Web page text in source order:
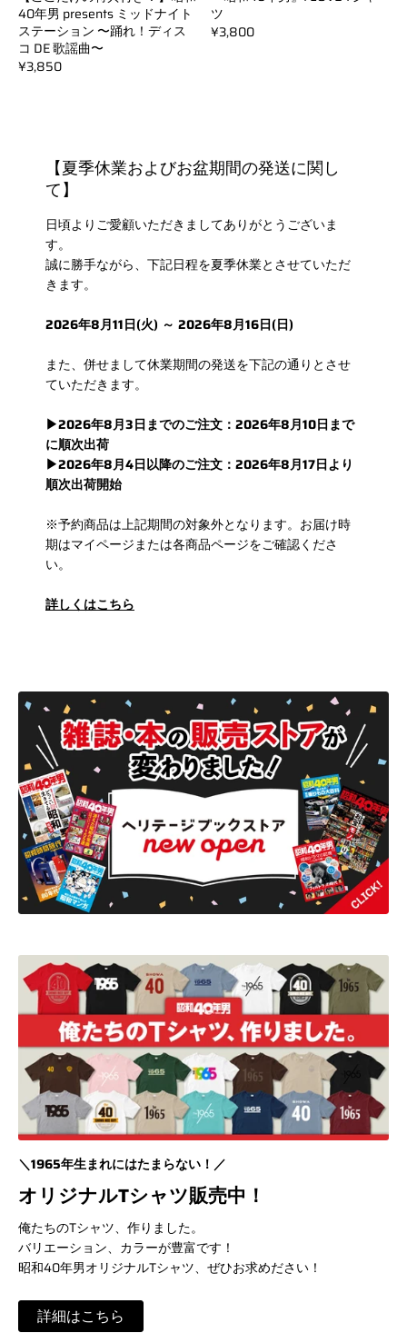
40年男 presents ミッドナイト
ステーション 〜踊れ！ディス
コ DE 歌謡曲〜
¥3,850
ツ
¥3,800
【夏季休業およびお盆期間の発送に関し
て】
日頃よりご愛顧いただきましてありがとうございま
す。
誠に勝手ながら、下記日程を夏季休業とさせていただ
きます。
2026年8月11日(火) ～ 2026年8月16日(日)
また、併せまして休業期間の発送を下記の通りとさせ
ていただきます。
▶︎2026年8月3日までのご注文：2026年8月10日まで
に順次出荷
▶︎2026年8月4日以降のご注文：2026年8月17日より
順次出荷開始
※予約商品は上記期間の対象外となります。お届け時
期はマイページまたは各商品ページをご確認くださ
い。
詳しくはこちら
＼1965年生まれにはたまらない！／
オリジナルTシャツ販売中！
俺たちのTシャツ、作りました。
バリエーション、カラーが豊富です！
昭和40年男オリジナルTシャツ、ぜひお求めださい！
詳細はこちら